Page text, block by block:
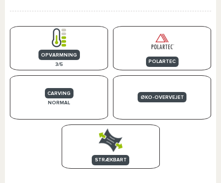
OPVARMNING
3/5
POLARTEC
CARVING
NORMAL
ØKO-OVERVEJET
STRÆKBART